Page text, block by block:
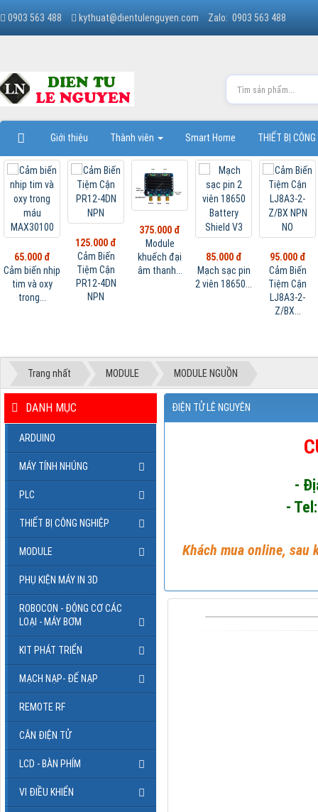
0903 563 488 kythuat@dientulenguyen.com Zalo: 0903 563 488
Giới thiệu Thành viên Smart Home THIẾT BỊ
65.000 đ
Cảm biến nhịp
tim và oxy
trong...
125.000 đ
Cảm Biến
Tiệm Cận
PR12-4DN
NPN
375.000 đ
Module
khuếch đại
âm thanh...
85.000 đ
Mạch sạc pin
2 viên 18650...
95.000 đ
Cảm Biến
Tiệm Cận
LJ8A3-2-
Z/BX...
Trang nhất MODULE MODULE NGUỒN
ĐIỆN TỬ LÊ NGUYÊN
-
-
Khách mua online, sau
DANH MỤC
ARDUINO
MÁY TÍNH NHÚNG
PLC
THIẾT BỊ CÔNG NGHIỆP
MODULE
PHỤ KIỆN MÁY IN 3D
ROBOCON - ĐỘNG CƠ CÁC
LOẠI - MÁY BƠM
KIT PHÁT TRIỂN
MẠCH NẠP- ĐẾ NẠP
REMOTE RF
CÂN ĐIỆN TỬ
LCD - BÀN PHÍM
VI ĐIỀU KHIỂN